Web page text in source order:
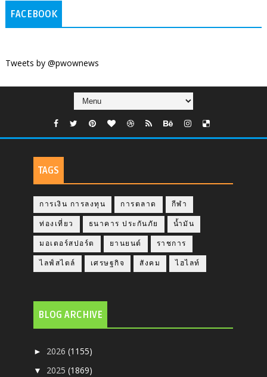
FACEBOOK
Tweets by @pwownews
TAGS
การเงิน การลงทุน การตลาด กีฬา
ท่องเที่ยว ธนาคาร ประกันภัย น้ำมัน
มอเตอร์สปอร์ต ยานยนต์ ราชการ
ไลฟ์สไตล์ เศรษฐกิจ สังคม ไฮไลท์
BLOG ARCHIVE
► 2026(1155)
▼ 2025(1869)